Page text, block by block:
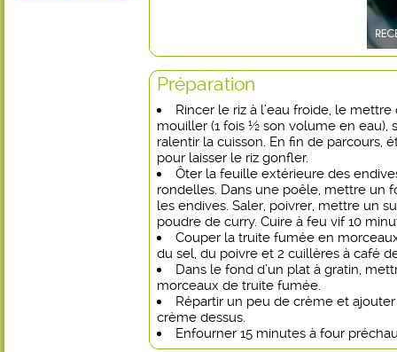
Préparation
Rincer le riz à l’eau froide, le
mouiller (1 fois ½ son volume en eau),
ralentir la cuisson. En fin de parcours,
pour laisser le riz gonfler.
Ôter la feuille extérieure des
rondelles. Dans une poêle, mettre un
les endives. Saler, poivrer, mettre un
poudre de curry. Cuire à feu vif 10
Couper la truite fumée en
du sel, du poivre et 2 cuillères à café
Dans le fond d’un plat à gratin,
morceaux de truite fumée.
Répartir un peu de crème et
crème dessus.
Enfourner 15 minutes à four